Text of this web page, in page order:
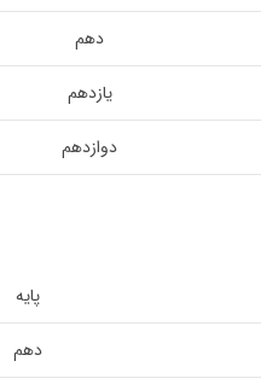
دهم
یازدهم
دوازدهم
پایه
دهم